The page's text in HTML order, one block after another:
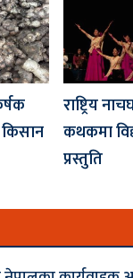
राष्ट्रिय
कथकमा
प्रस्तुति